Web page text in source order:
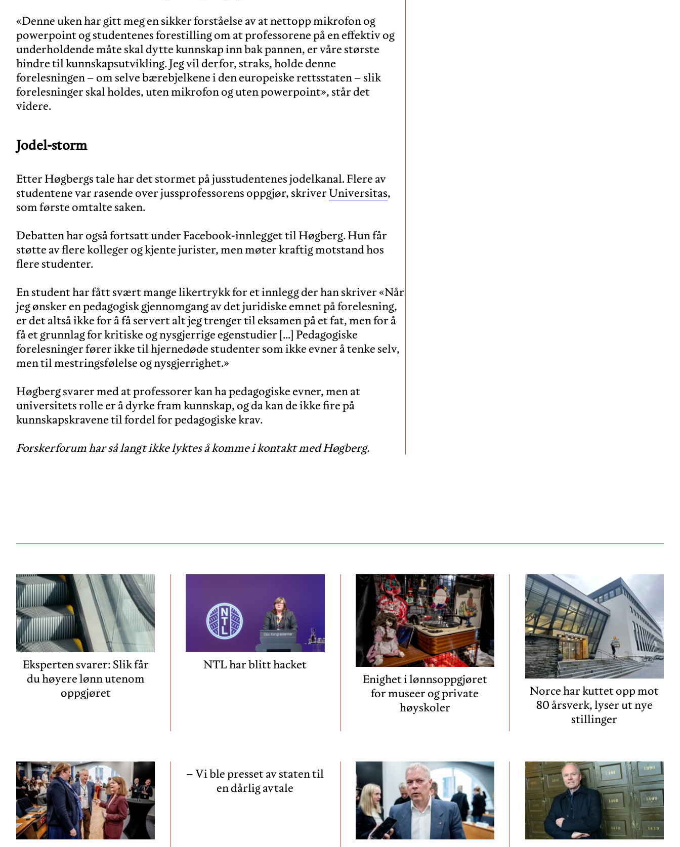
«Denne uken har gitt meg en sikker forståelse av at nettopp mikrofon og
powerpoint og studentenes forestilling om at professorene på en effektiv og
underholdende måte skal dytte kunnskap inn bak pannen, er våre største
hindre til kunnskapsutvikling. Jeg vil derfor, straks, holde denne
forelesningen – om selve bærebjelkene i den europeiske rettsstaten – slik
forelesninger skal holdes, uten mikrofon og uten powerpoint», står det
Jodel-storm
Etter Høgbergs tale har det stormet på jusstudentenes jodelkanal. Flere av
studentene var rasende over jussprofessorens oppgjør, skriverUniversitas,
som første omtalte saken.
Debatten har også fortsatt under Facebook-innlegget til Høgberg. Hun får
støtte av flere kolleger og kjente jurister, men møter kraftig motstand hos
flere studenter.
En student har fått svært mange likertrykk for et innlegg der han skriver «Når
jeg ønsker en pedagogisk gjennomgang av det juridiske emnet på forelesning,
er det altså ikke for å få servert alt jeg trenger til eksamen på et fat, men for å
få et grunnlag for kritiske og nysgjerrige egenstudier […] Pedagogiske
forelesninger fører ikke til hjernedøde studenter som ikke evner å tenke selv,
men til mestringsfølelse og nysgjerrighet.»
Høgberg svarer med at professorer kan ha pedagogiske evner, men at
universitets rolle er å dyrke fram kunnskap, og da kan de ikke fire på
kunnskapskravene til fordel for pedagogiske krav.
Forskerforum har så langt ikke lyktes å komme i kontakt med Høgberg.
Eksperten svarer: Slik får
du høyere lønn utenom
oppgjøret
NTL har blitt hacket
Enighet i lønnsoppgjøret
for museer og private
høyskoler
Norce har kuttet opp mot
80 årsverk, lyser ut nye
stillinger
– Vi ble presset av staten til
en dårlig avtale